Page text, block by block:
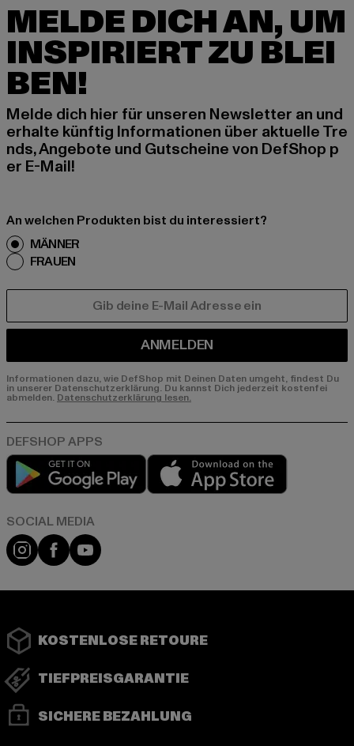
MELDE DICH AN, UM
INSPIRIERT ZU BLEI
BEN!
Melde dich hier für unseren Newsletter an und
erhalte künftig Informationen über aktuelle Tre
nds, Angebote und Gutscheine von DefShop p
er E-Mail!
An welchen Produkten bist du interessiert?
MÄNNER
FRAUEN
ANMELDEN
Informationen dazu, wie DefShop mit Deinen Daten umgeht, findest Du
in unserer Datenschutzerklärung. Du kannst Dich jederzeit kostenfei
abmelden. Datenschutzerklärung lesen.
Play market
Instagram
FacebookYouTube
KOSTENLOSE RETOURE
TIEFPREISGARANTIE
SICHERE BEZAHLUNG